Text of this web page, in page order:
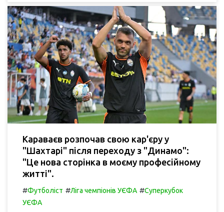
Караваєв розпочав свою кар'єру у
"Шахтарі" після переходу з "Динамо":
"Це нова сторінка в моєму професійному
житті".
#Футболіст #Ліга чемпіонів УЄФА #Суперкубок
УЄФА